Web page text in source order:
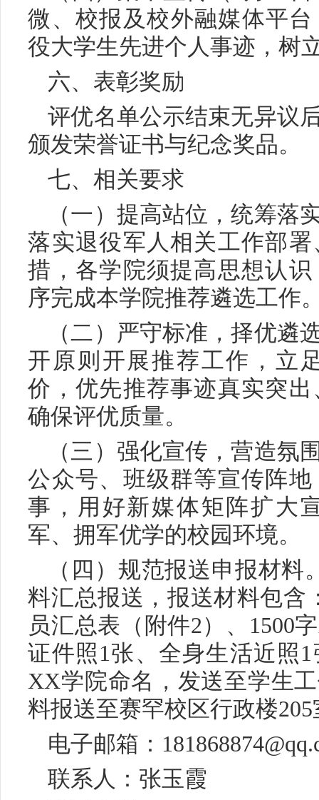
微、校报及校外融媒体平
役大学生先进个人事迹，树
六、表彰奖励
评优名单公示结束无异议
颁发荣誉证书与纪念奖品。
七、相关要求
（一）提高站位，统筹落
落实退役军人相关工作部
措，各学院须提高思想认
序完成本学院推荐遴选工作
（二）严守标准，择优遴
开原则开展推荐工作，立
价，优先推荐事迹真实突
确保评优质量。
（三）强化宣传，营造氛
公众号、班级群等宣传阵
事，用好新媒体矩阵扩大
军、拥军优学的校园环境。
（四）规范报送申报材
料汇总报送，报送材料包含
员汇总表（附件2）、1500
证件照1张、全身生活近照
XX学院命名，发送至学生
料报送至赛罕校区行政楼205
电子邮箱：
联系人：张玉霞